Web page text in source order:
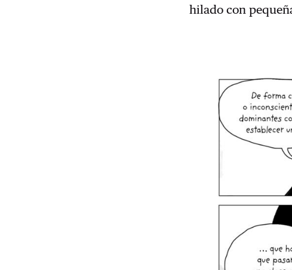
hilado con